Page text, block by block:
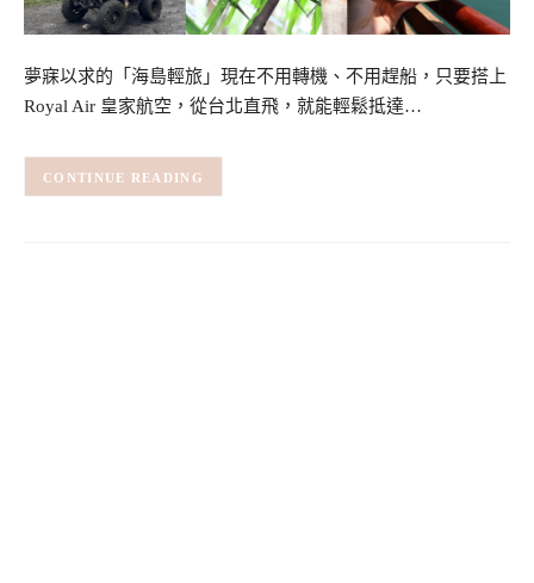
夢寐以求的「海島輕旅」現在不用轉機、不用趕船，只要搭上
Royal Air 皇家航空，從台北直飛，就能輕鬆抵達…
CONTINUE READING